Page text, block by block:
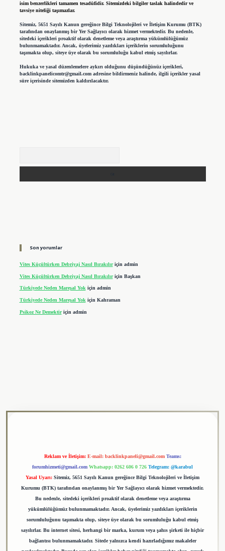
isim benzerlikleri tamamen tesadüfidir. Sitemizdeki bilgiler taslak halindedir ve
tavsiye niteliği taşımazlar.
Sitemiz, 5651 Sayılı Kanun gereğince Bilgi Teknolojileri ve İletişim Kurumu (BTK)
tarafından onaylanmış bir Yer Sağlayıcı olarak hizmet vermektedir. Bu nedenle,
sitedeki içerikleri proaktif olarak denetleme veya araştırma yükümlülüğümüz
bulunmamaktadır. Ancak, üyelerimiz yazdıkları içeriklerin sorumluluğunu
taşımakta olup, siteye üye olarak bu sorumluluğu kabul etmiş sayılırlar.
Hukuka ve yasal düzenlemelere aykırı olduğunu düşündüğünüz içerikleri,
backlinkpanelicomtr@gmail.comadresine bildirmeniz halinde, ilgili içerikler yasal
süre içerisinde sitemizden kaldırılacaktır.
Son yorumlar
Vites Küçültürken Debriyaj Nasıl Bırakılıriçin admin
Vites Küçültürken Debriyaj Nasıl Bırakılıriçin Başkan
Türkiyede Neden Mareşal Yokiçin admin
Türkiyede Neden Mareşal Yok için Kahraman
Psikoz Ne Demektiriçin admin
Reklam ve İletişim: E-mail: backlinkpaneli@gmail.com Teams:
forumhizmeti@gmail.com Whatsapp: 0262 606 0 726 Telegram: @karabul
Yasal Uyarı: Sitemiz, 5651 Sayılı Kanun gereğince Bilgi Teknolojileri ve İletişim
Kurumu (BTK) tarafından onaylanmış bir Yer Sağlayıcı olarak hizmet vermektedir.
Bu nedenle, sitedeki içerikleri proaktif olarak denetleme veya araştırma
yükümlülüğümüz bulunmamaktadır. Ancak, üyelerimiz yazdıkları içeriklerin
sorumluluğunu taşımakta olup, siteye üye olarak bu sorumluluğu kabul etmiş
sayılırlar. Bu internet sitesi, herhangi bir marka, kurum veya şahıs şirketi ile hiçbir
bağlantısı bulunmamaktadır. Sitede yalnızca kendi hazırladığımız makaleler